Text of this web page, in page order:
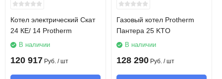
Напряжение сети 380 В
КПД
Котел электрический Скат
24 КE/ 14 Protherm
В наличии
120 917 Руб. / шт
Газовый котел Protherm
Пантера 25 KTO
В наличии
128 290 Руб. / шт